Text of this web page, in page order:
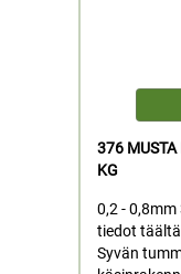
376 MUSTA
KG
0,2 -
tiedot
Syvän